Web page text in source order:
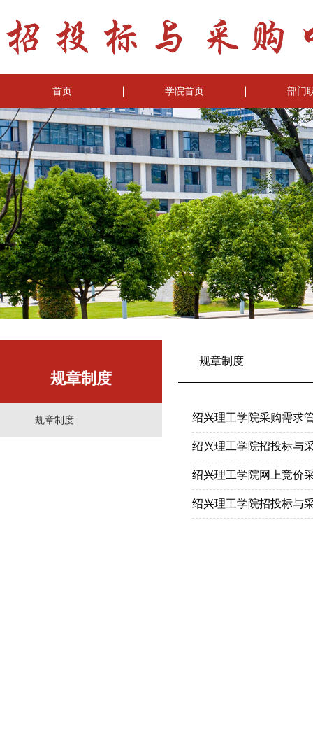
首页 学院首页 部门
规章制度
规章制度
规章制度
绍兴理工学院采购需求
绍兴理工学院招投标与
绍兴理工学院网上竞价
绍兴理工学院招投标与